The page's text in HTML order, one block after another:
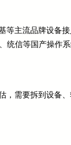
等主流品牌设备
统信等国产操作系
，需要拆到设备、